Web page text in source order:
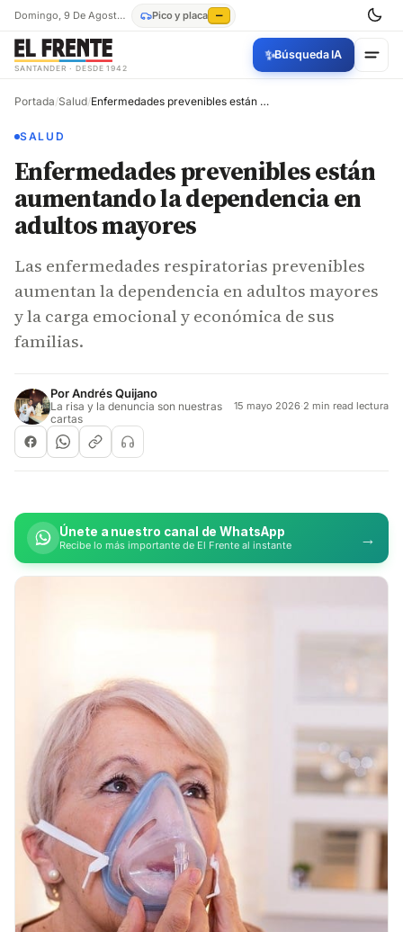
Domingo, 9 De Agosto De 2026 Pico y placa —
SANTANDER · DESDE 1942
✨Búsqueda IA
Portada/Salud/ Enfermedades prevenibles están aumentando la dependencia en adultos mayores
SALUD
Enfermedades prevenibles están
aumentando la dependencia en
adultos mayores
Las enfermedades respiratorias prevenibles
aumentan la dependencia en adultos mayores
y la carga emocional y económica de sus
familias.
PorAndrés Quijano
La risa y la denuncia son nuestras
cartas
15 mayo 2026·2 min read lectura
Únete a nuestro canal de WhatsApp
Recibe lo más importante de El Frente al instante →